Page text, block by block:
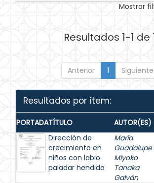
Mostrar
Resultados 1-1 de
Anterior 1 Siguiente
Resultados por ítem:
PORTADATÍTULO AUTOR(ES)
Dirección de
crecimiento en
niños con labio
paladar hendido
María
Guadalupe
Miyoko
Tanaka
Galván